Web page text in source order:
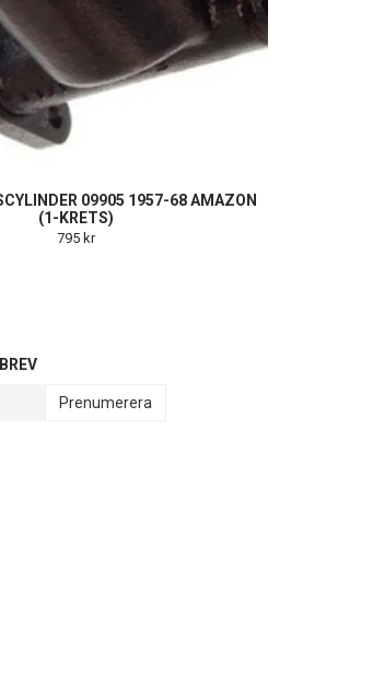
09905 1957-68 AMAZON
(1-KRETS)
795 kr
Prenumerera